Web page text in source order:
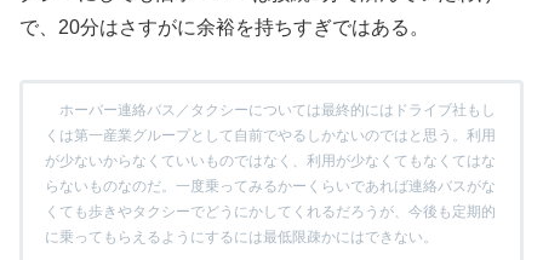
で、20分はさすがに余裕を持ちすぎではある。
ホーバー連絡バス／タクシーについては最終的にはドライブ社もし
くは第一産業グループとして自前でやるしかないのではと思う。利用
が少ないからなくていいものではなく、利用が少なくてもなくてはな
らないものなのだ。一度乗ってみるかーくらいであれば連絡バスがな
くても歩きやタクシーでどうにかしてくれるだろうが、今後も定期的
に乗ってもらえるようにするには最低限疎かにはできない。